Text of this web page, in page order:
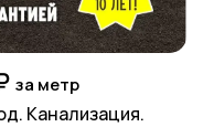
за метр
Канализация.